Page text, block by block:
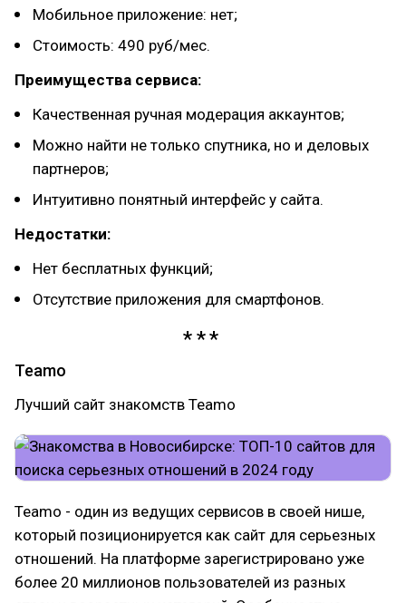
Мобильное приложение: нет;
Стоимость: 490 руб/мес.
Преимущества сервиса:
Качественная ручная модерация аккаунтов;
Можно найти не только спутника, но и деловых
партнеров;
Интуитивно понятный интерфейс у сайта.
Недостатки:
Нет бесплатных функций;
Отсутствие приложения для смартфонов.
Teamo
Лучший сайт знакомств Teamo
Teamo - один из ведущих сервисов в своей нише,
который позиционируется как сайт для серьезных
отношений. На платформе зарегистрировано уже
более 20 миллионов пользователей из разных